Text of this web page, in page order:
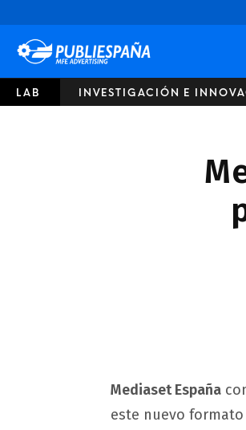
LAB INVESTIGACIÓN E
Mediaset España
este nuevo